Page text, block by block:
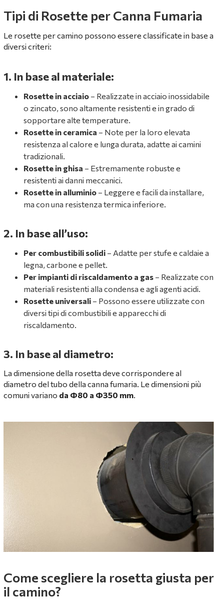
Tipi di Rosette per Canna Fumaria
Le rosette per camino possono essere classificate in base a
diversi criteri:
1. In base al materiale:
Rosette in acciaio – Realizzate in acciaio inossidabile
o zincato, sono altamente resistenti e in grado di
sopportare alte temperature.
Rosette in ceramica – Note per la loro elevata
resistenza al calore e lunga durata, adatte ai camini
tradizionali.
Rosette in ghisa – Estremamente robuste e
resistenti ai danni meccanici.
Rosette in alluminio – Leggere e facili da installare,
ma con una resistenza termica inferiore.
2. In base all’uso:
Per combustibili solidi – Adatte per stufe e caldaie a
legna, carbone e pellet.
Per impianti di riscaldamento a gas – Realizzate con
materiali resistenti alla condensa e agli agenti acidi.
Rosette universali – Possono essere utilizzate con
diversi tipi di combustibili e apparecchi di
riscaldamento.
3. In base al diametro:
La dimensione della rosetta deve corrispondere al
diametro del tubo della canna fumaria. Le dimensioni più
comuni variano da Φ80 a Φ350 mm.
Come scegliere la rosetta giusta per
il camino?